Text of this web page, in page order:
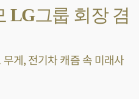
LG그룹 회장 겸
게, 전기차 캐즘 속 미래사